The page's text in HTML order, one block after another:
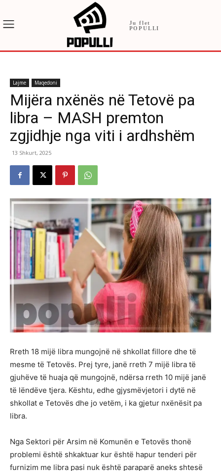
Ju flet
POPULLI
Lajme Maqedoni
Mijëra nxënës në Tetovë pa
libra – MASH premton
zgjidhje nga viti i ardhshëm
13 Shkurt, 2025
Rreth 18 mijë libra mungojnë në shkollat fillore dhe të
mesme të Tetovës. Prej tyre, janë rreth 7 mijë libra të
gjuhëve të huaja që mungojnë, ndërsa rreth 10 mijë janë
të lëndëve tjera. Kështu, edhe gjysmëvjetori i dytë në
shkollat e Tetovës dhe jo vetëm, i ka gjetur nxënësit pa
libra.
Nga Sektori për Arsim në Komunën e Tetovës thonë
problemi është shkaktuar kur është hapur tenderi për
furnizim me libra pasi nuk është paraparë aneks shtesë